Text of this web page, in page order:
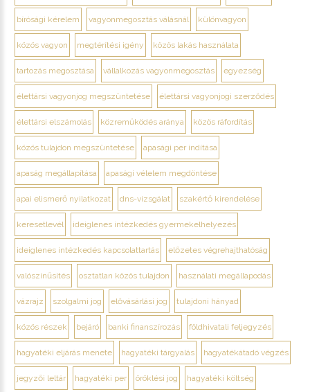
bírósági kérelem vagyonmegosztás válásnál különvagyon
közös vagyon megtérítési igény közös lakás használata
tartozás megosztása vállalkozás vagyonmegosztás egyezség
élettársi vagyonjog megszüntetése élettársi vagyonjogi szerződés
élettársi elszámolás közreműködés aránya közös ráfordítás
közös tulajdon megszüntetése apasági per indítása
apaság megállapítása apasági vélelem megdöntése
apai elismerő nyilatkozat dns-vizsgálat szakértő kirendelése
keresetlevél ideiglenes intézkedés gyermekelhelyezés
ideiglenes intézkedés kapcsolattartás előzetes végrehajthatóság
valószínűsítés osztatlan közös tulajdon használati megállapodás
vázrajz szolgalmi jog elővásárlási jog tulajdoni hányad
közös részek bejáró banki finanszírozás földhivatali feljegyzés
hagyatéki eljárás menete hagyatéki tárgyalás hagyatékátadó végzés
jegyzői leltár hagyatéki per öröklési jog hagyatéki költség